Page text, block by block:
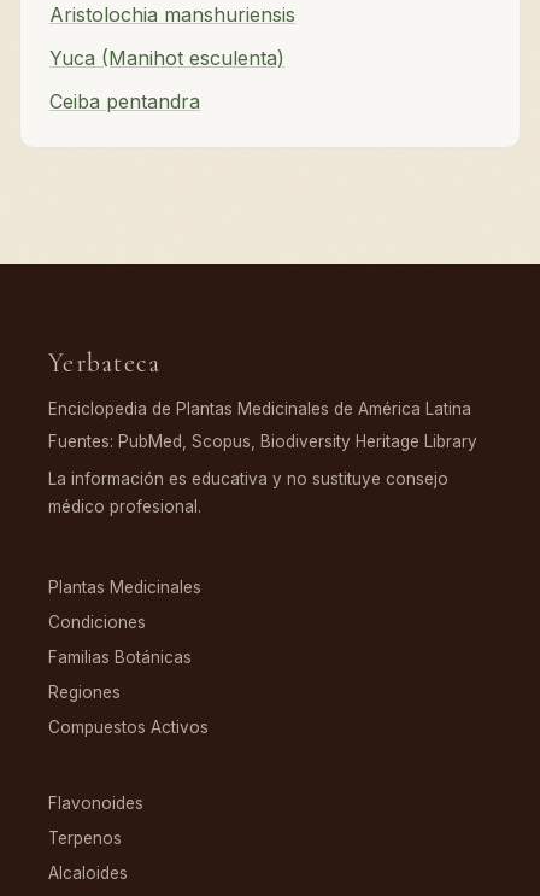
Aristolochia manshuriensis
Yuca (Manihot esculenta)
Ceiba pentandra
Yerbateca
Enciclopedia de Plantas Medicinales de América Latina
Fuentes: PubMed, Scopus, Biodiversity Heritage Library
La información es educativa y no sustituye consejo
médico profesional.
Plantas Medicinales
Condiciones
Familias Botánicas
Regiones
Compuestos Activos
Flavonoides
Terpenos
Alcaloides